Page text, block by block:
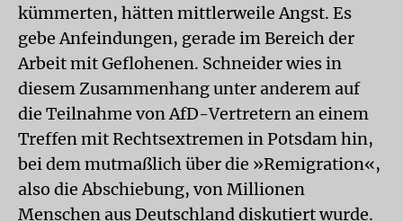
kümmerten, hätten mittlerweile Angst. Es
gebe Anfeindungen, gerade im Bereich der
Arbeit mit Geflohenen. Schneider wies in
diesem Zusammenhang unter anderem auf
die Teilnahme von AfD-Vertretern an einem
Treffen mit Rechtsextremen in Potsdam hin,
bei dem mutmaßlich über die »Remigration«,
also die Abschiebung, von Millionen
Menschen aus Deutschland diskutiert wurde.